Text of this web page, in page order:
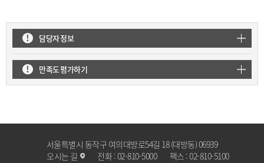
담당자 정보
만족도 평가하기
서울특별시 동작구 여의대방로54길 18 (대방동) 06939
오시는 길
전화 :02-810-5000 팩스 :02-810-5100